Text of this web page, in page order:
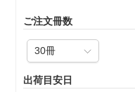
ご注文冊数
出荷目安日